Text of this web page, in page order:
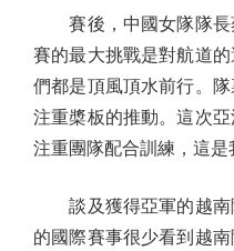
賽後，中國女隊隊長
賽的最大挑戰是對航道
們都是頂風頂水前行。
注重槳板的推動。這次
注重團隊配合訓練，這是
談及獲得亞軍的越南
的國際賽事很少看到越